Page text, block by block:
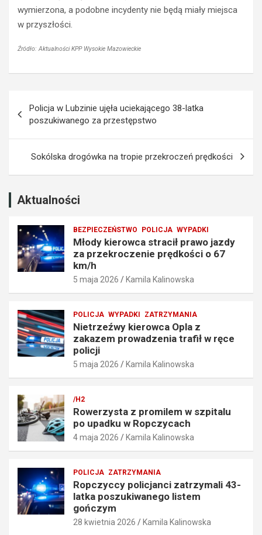
wymierzona, a podobne incydenty nie będą miały miejsca
w przyszłości.
Źródło: Aktualności KPP Wysokie Mazowieckie
wpisu
Policja w Lubzinie ujęła uciekającego 38-latka
poszukiwanego za przestępstwo
Sokólska drogówka na tropie przekroczeń prędkości
Aktualności
BEZPIECZEŃSTWO POLICJA WYPADKI
Młody kierowca stracił prawo jazdy
za przekroczenie prędkości o 67
km/h
5 maja 2026 Kamila Kalinowska
POLICJA WYPADKI ZATRZYMANIA
Nietrzeźwy kierowca Opla z
zakazem prowadzenia trafił w ręce
policji
5 maja 2026 Kamila Kalinowska
/H2
Rowerzysta z promilem w szpitalu
po upadku w Ropczycach
4 maja 2026 Kamila Kalinowska
POLICJA ZATRZYMANIA
Ropczyccy policjanci zatrzymali 43-
latka poszukiwanego listem
gończym
28 kwietnia 2026 Kamila Kalinowska
w
o
a
d
a
r
k
o
z
n
e
r
ę
d
k
o
ś
i
o
6
7
k
m
h
maja
2026
a
z
a
a
m
r
a
z
n
a
f
w
ę
e
p
o
c
maja
2026